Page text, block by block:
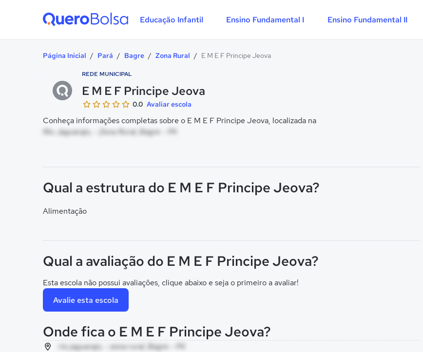
Educação Infantil Ensino Fundamental I Ensino Fundamental II
Página Inicial / Pará / Bagre / Zona Rural / E M E F Principe Jeova
REDE MUNICIPAL
E M E F Principe Jeova
0.0 Avaliar escola
Conheça informações completas sobre o E M E F Principe Jeova, localizada na
Rio Jaguarajo, - Zona Rural, Bagre - PA
Qual a estrutura do E M E F Principe Jeova?
Alimentação
Qual a avaliação do E M E F Principe Jeova?
Esta escola não possui avaliações, clique abaixo e seja o primeiro a avaliar!
Avalie esta escola
Onde fica o E M E F Principe Jeova?
rio jaguarajo, - zona rural, Bagre - PA